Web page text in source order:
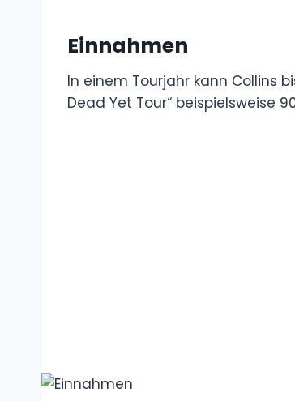
Einnahmen
In einem Tourjahr kann Collins
Dead Yet Tour“ beispielsweise